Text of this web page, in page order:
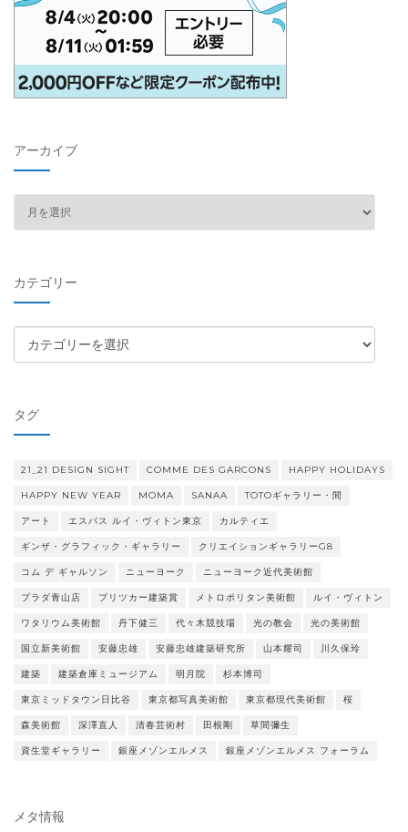
アーカイブ
ブ
カテゴリー
テ
ー
タグ
21_21 DESIGN SIGHT COMME DES GARCONS HAPPY HOLIDAYS
HAPPY NEW YEAR MOMA SANAA TOTOギャラリー・間
アート エスパス ルイ・ヴィトン東京 カルティエ
ギンザ・グラフィック・ギャラリー クリエイションギャラリーG8
コム デ ギャルソン ニューヨーク ニューヨーク近代美術館
プラダ青山店 プリツカー建築賞 メトロポリタン美術館 ルイ・ヴィトン
ワタリウム美術館 丹下健三 代々木競技場 光の教会 光の美術館
国立新美術館 安藤忠雄 安藤忠雄建築研究所 山本耀司 川久保玲
建築 建築倉庫ミュージアム 明月院 杉本博司
東京ミッドタウン日比谷 東京都写真美術館 東京都現代美術館 桜
森美術館 深澤直人 清春芸術村 田根剛 草間彌生
資生堂ギャラリー 銀座メゾンエルメス 銀座メゾンエルメス フォーラム
メタ情報